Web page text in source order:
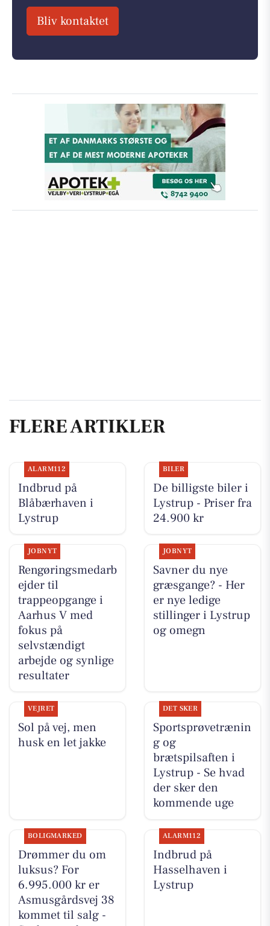
Bliv kontaktet
FLERE ARTIKLER
ALARM112
Indbrud på
Blåbærhaven i
Lystrup
BILER
De billigste biler i
Lystrup - Priser fra
24.900 kr
JOBNYT
Rengøringsmedarb
ejder til
trappeopgange i
Aarhus V med
fokus på
selvstændigt
arbejde og synlige
resultater
JOBNYT
Savner du nye
græsgange? - Her
er nye ledige
stillinger i Lystrup
og omegn
VEJRET
Sol på vej, men
husk en let jakke
DET SKER
Sportsprøvetrænin
g og
brætspilsaften i
Lystrup - Se hvad
der sker den
kommende uge
BOLIGMARKED
Drømmer du om
luksus? For
6.995.000 kr er
Asmusgårdsvej 38
kommet til salg -
ALARM112
Indbrud på
Hasselhaven i
Lystrup